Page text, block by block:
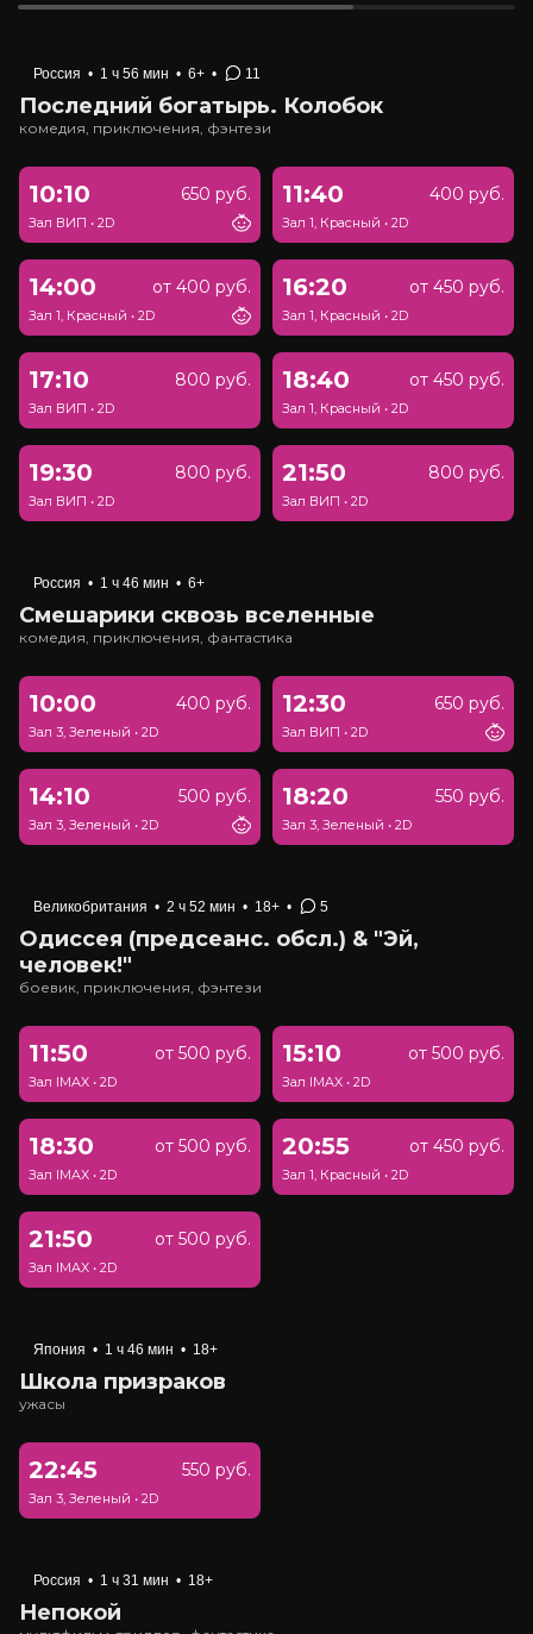
Россия • 1 ч 56 мин • 6+ • 11
Последний богатырь. Колобок
комедия, приключения, фэнтези
10:10 650 руб.
Зал ВИП • 2D
11:40 400 руб.
Зал 1, Красный • 2D
14:00 от 400 руб.
Зал 1, Красный • 2D
16:20 от 450 руб.
Зал 1, Красный • 2D
17:10 800 руб.
Зал ВИП • 2D
18:40 от 450 руб.
Зал 1, Красный • 2D
19:30 800 руб.
Зал ВИП • 2D
21:50 800 руб.
Зал ВИП • 2D
Россия • 1 ч 46 мин • 6+
Смешарики сквозь вселенные
комедия, приключения, фантастика
10:00 400 руб.
Зал 3, Зеленый • 2D
12:30 650 руб.
Зал ВИП • 2D
14:10 500 руб.
Зал 3, Зеленый • 2D
18:20 550 руб.
Зал 3, Зеленый • 2D
Великобритания • 2 ч 52 мин • 18+ • 5
Одиссея (предсеанс. обсл.) & "Эй,
человек!"
боевик, приключения, фэнтези
11:50 от 500 руб.
Зал IMAX • 2D
15:10 от 500 руб.
Зал IMAX • 2D
18:30 от 500 руб.
Зал IMAX • 2D
20:55 от 450 руб.
Зал 1, Красный • 2D
21:50 от 500 руб.
Зал IMAX • 2D
Япония • 1 ч 46 мин • 18+
Школа призраков
ужасы
22:45 550 руб.
Зал 3, Зеленый • 2D
Россия • 1 ч 31 мин • 18+
Непокой